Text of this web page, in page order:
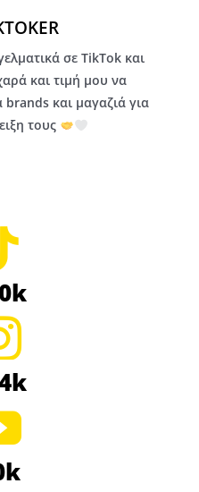
σε TikTok και
και τιμή μου να
brands και μαγαζιά για
τους